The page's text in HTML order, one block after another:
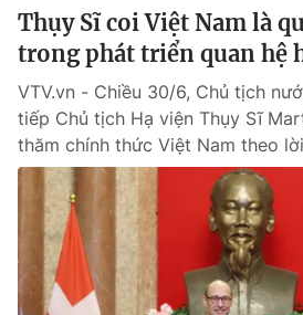
VTV9 VTV8
Liên hệ tòa soạn
THỜI BÁO VTV
Theo dõi báo trên
Thụy Sĩ coi Việt Nam là
trong phát triển quan hệ
VTV.vn - Chiều 30/6, Chủ tịch
tiếp Chủ tịch Hạ viện Thụy Sĩ
thăm chính thức Việt Nam theo